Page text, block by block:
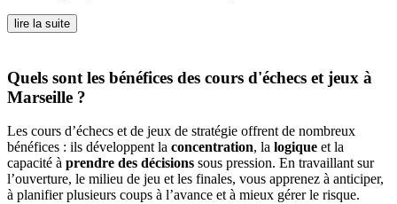
lire la suite
Quels sont les bénéfices des cours d'échecs et jeux à
Marseille ?
Les cours d’échecs et de jeux de stratégie offrent de nombreux
bénéfices : ils développent la concentration, la logique et la
capacité à prendre des décisions sous pression. En travaillant sur
l’ouverture, le milieu de jeu et les finales, vous apprenez à anticiper,
à planifier plusieurs coups à l’avance et à mieux gérer le risque.